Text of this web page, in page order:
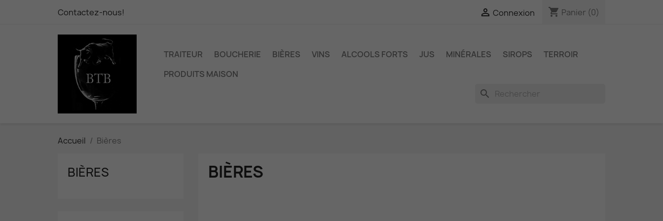
Contactez-nous!  Connexion shopping_cart Panier (0)
TRAITEUR BOUCHERIE BIÈRES VINS ALCOOLS FORTS JUS MINÉRALES SIROPS
TERROIR
PRODUITS MAISON
search
Accueil Bières
BIÈRES BIÈRES